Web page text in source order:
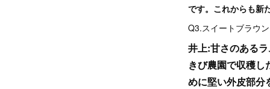
です。これからも新
Q3.スイートブラウ
井上:甘さのある
きび農園で収穫
めに堅い外皮部分